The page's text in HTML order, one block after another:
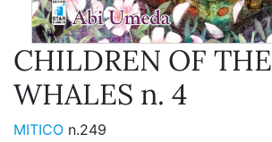
CHILDREN OF THE
WHALES n. 4
MITICO n.249